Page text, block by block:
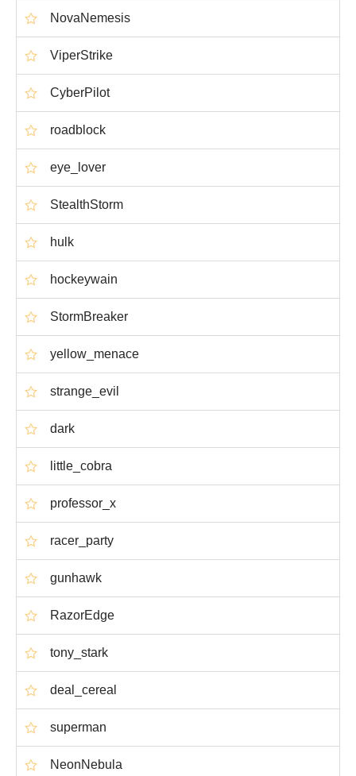
NovaNemesis
ViperStrike
CyberPilot
roadblock
eye_lover
StealthStorm
hulk
hockeywain
StormBreaker
yellow_menace
strange_evil
dark
little_cobra
professor_x
racer_party
gunhawk
RazorEdge
tony_stark
deal_cereal
superman
NeonNebula